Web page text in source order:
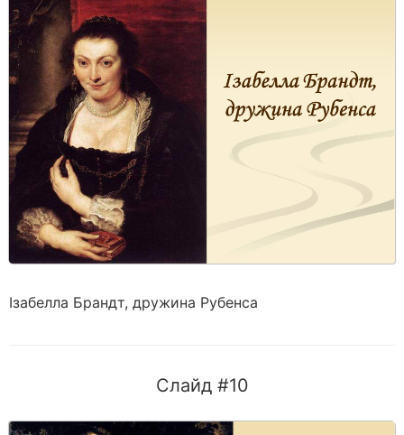
Ізабелла Брандт, дружина Рубенса
Слайд #10